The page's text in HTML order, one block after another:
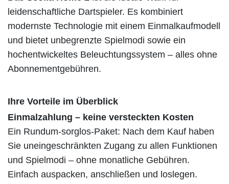
leidenschaftliche Dartspieler. Es kombiniert
modernste Technologie mit einem Einmalkaufmodell
und bietet unbegrenzte Spielmodi sowie ein
hochentwickeltes Beleuchtungssystem – alles ohne
Abonnementgebühren.
Ihre Vorteile im Überblick
Einmalzahlung – keine versteckten Kosten
Ein Rundum-sorglos-Paket: Nach dem Kauf haben
Sie uneingeschränkten Zugang zu allen Funktionen
und Spielmodi – ohne monatliche Gebühren.
Einfach auspacken, anschließen und loslegen.